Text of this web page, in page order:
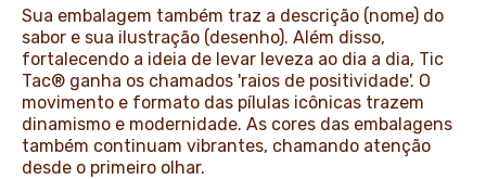
Sua embalagem também traz a descrição (nome) do
sabor e sua ilustração (desenho). Além disso,
fortalecendo a ideia de levar leveza ao dia a dia, Tic
Tac® ganha os chamados 'raios de positividade'. O
movimento e formato das pílulas icônicas trazem
dinamismo e modernidade. As cores das embalagens
também continuam vibrantes, chamando atenção
desde o primeiro olhar.